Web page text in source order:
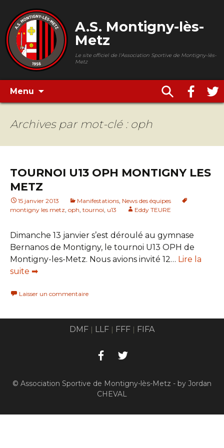
A.S. Montigny-lès-
Metz
Le site officiel de l'Association Sportive de Montigny-lès-
Metz
Menu
Archives par mot-clé : oph
TOURNOI U13 OPH MONTIGNY LES
METZ
15 janvier 2013 Manifestations, News des équipes
montigny les metz, oph, tournoi, u13 Eddy TEURE
Dimanche 13 janvier s’est déroulé au gymnase
Bernanos de Montigny, le tournoi U13 OPH de
Montigny-les-Metz. Nous avions invité 12… Lire la
suite ➡
Laisser un commentaire
DMF | LLF | FFF | FIFA
© Association Sportive de Montigny-lès-Metz - by Jordan
CHEVAL